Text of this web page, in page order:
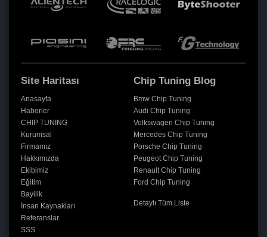
Site Haritası
Anasayfa
Haberler
CHIP TUNING
Kurumsal
Firmamız
Hakkımızda
Ekibimiz
Eğitim
Bayilik
İnsan Kaynakları
Referanslar
SSS
Chip Tuning Blog
Bmw Chip Tuning
Audi Chip Tuning
Volkswagen Chip Tuning
Mercedes Chip Tuning
Porsche Chip Tuning
Peugeot Chip Tuning
Renault Chip Tuning
Ford Chip Tuning
Detaylı Tüm Liste